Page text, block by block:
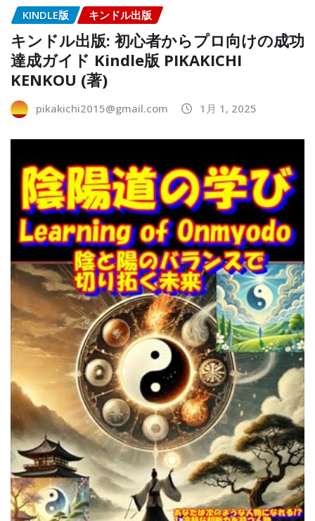
KINDLE版 キンドル出版
キンドル出版: 初心者からプロ向けの成功
達成ガイド Kindle版 PIKAKICHI
KENKOU (著)
pikakichi2015@gmail.com 1月 1, 2025